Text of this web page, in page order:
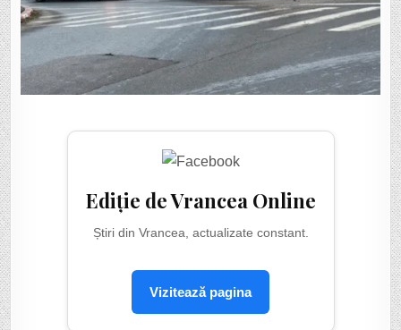
Ediție de Vrancea Online
Știri din Vrancea, actualizate constant.
Vizitează pagina